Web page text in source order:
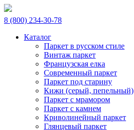
8 (800) 234-30-78
Каталог
Паркет в русском стиле
Винтаж паркет
Французская елка
Современный паркет
Паркет под старину
Кижи (серый, пепельный)
Паркет с мрамором
Паркет с камнем
Криволинейный паркет
Глянцевый паркет